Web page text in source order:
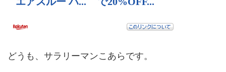
どうも、サラリーマンこあらです。